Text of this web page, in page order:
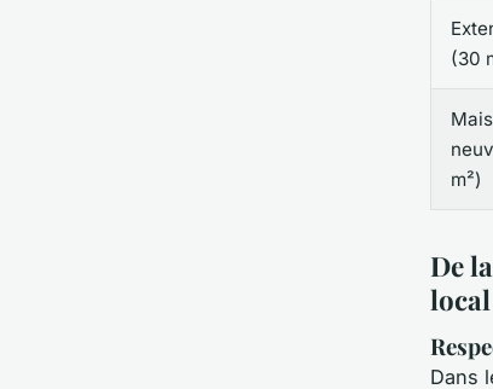
(30
m²)
De
local
Dans